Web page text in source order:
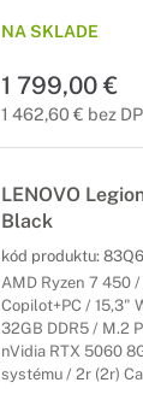
NA SKLADE
1 799,00 €
1 462,60 € bez
LENOVO
Black
kód produktu:
AMD Ryzen 7 450
Copilot+PC / 15,3"
32GB DDR5 / M.2
nVidia RTX 5060
systému / 2r (2r)